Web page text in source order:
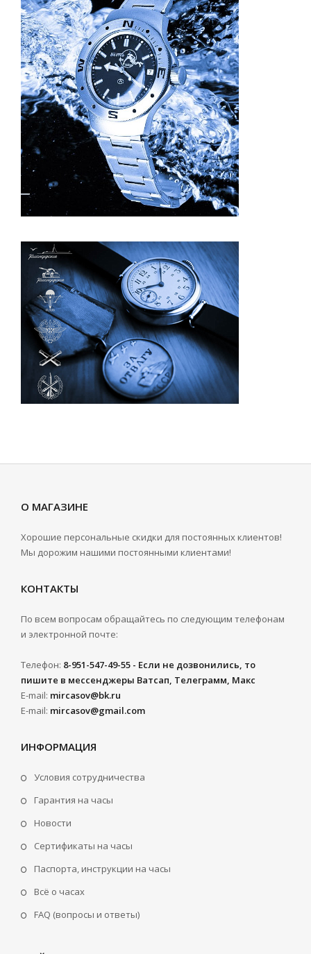
О МАГАЗИНЕ
Хорошие персональные скидки для постоянных клиентов!
Мы дорожим нашими постоянными клиентами!
КОНТАКТЫ
По всем вопросам обращайтесь по следующим телефонам
и электронной почте:
Телефон: 8-951-547-49-55 - Если не дозвонились, то
пишите в мессенджеры Ватсап, Телеграмм, Макс
E-mail: mircasov@bk.ru
E-mail: mircasov@gmail.com
ИНФОРМАЦИЯ
Условия сотрудничества
Гарантия на часы
Новости
Сертификаты на часы
Паспорта, инструкции на часы
Всё о часах
FAQ (вопросы и ответы)